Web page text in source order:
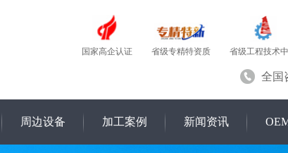
国家高企认证 省级专精特资质 省级工程技术
全国
周边设备 加工案例 新闻资讯